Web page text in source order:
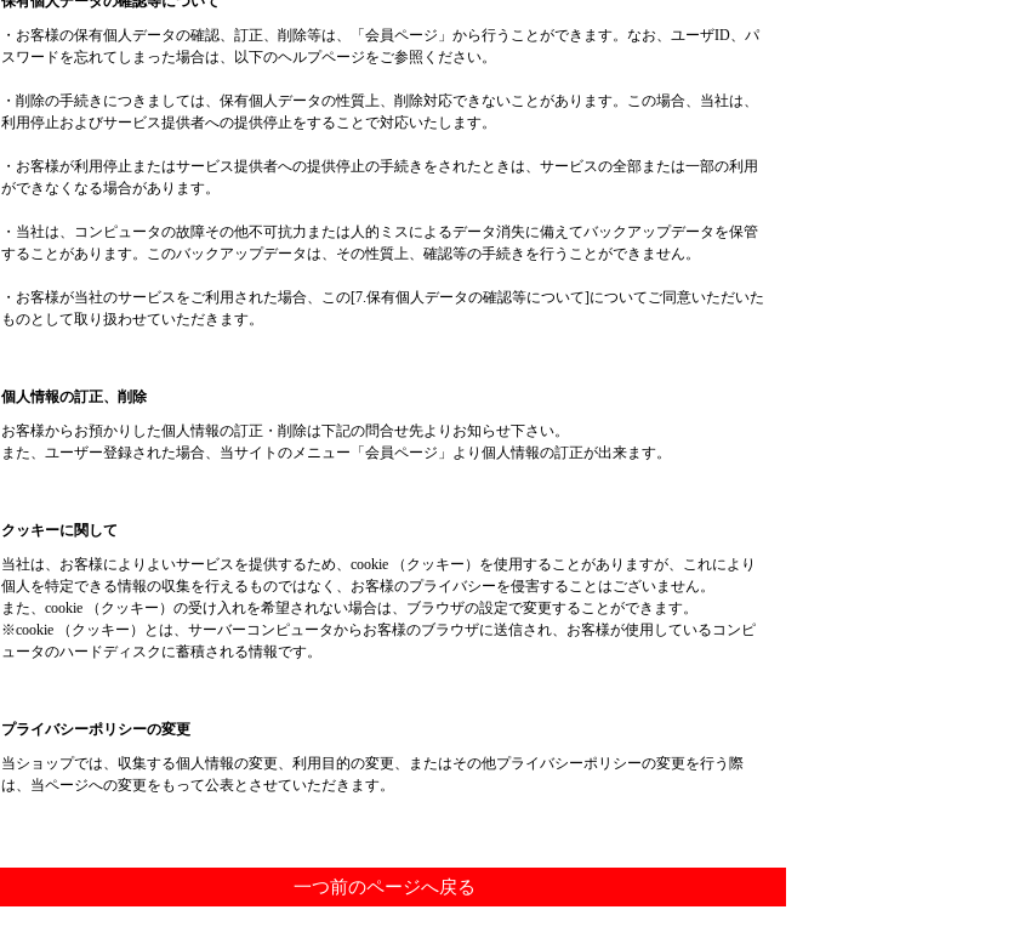
・お客様の保有個人データの確認、訂正、削除等は、「会員ページ」から行うことができます。なお、ユーザID、パ
スワードを忘れてしまった場合は、以下のヘルプページをご参照ください。
・削除の手続きにつきましては、保有個人データの性質上、削除対応できないことがあります。この場合、当社は、
利用停止およびサービス提供者への提供停止をすることで対応いたします。
・お客様が利用停止またはサービス提供者への提供停止の手続きをされたときは、サービスの全部または一部の利用
ができなくなる場合があります。
・当社は、コンピュータの故障その他不可抗力または人的ミスによるデータ消失に備えてバックアップデータを保管
することがあります。このバックアップデータは、その性質上、確認等の手続きを行うことができません。
・お客様が当社のサービスをご利用された場合、この[7.保有個人データの確認等について]についてご同意いただいた
ものとして取り扱わせていただきます。
個人情報の訂正、削除
お客様からお預かりした個人情報の訂正・削除は下記の問合せ先よりお知らせ下さい。
また、ユーザー登録された場合、当サイトのメニュー「会員ページ」より個人情報の訂正が出来ます。
クッキーに関して
当社は、お客様によりよいサービスを提供するため、cookie （クッキー）を使用することがありますが、これにより
個人を特定できる情報の収集を行えるものではなく、お客様のプライバシーを侵害することはございません。
また、cookie （クッキー）の受け入れを希望されない場合は、ブラウザの設定で変更することができます。
※cookie （クッキー）とは、サーバーコンピュータからお客様のブラウザに送信され、お客様が使用しているコンピ
ュータのハードディスクに蓄積される情報です。
プライバシーポリシーの変更
当ショップでは、収集する個人情報の変更、利用目的の変更、またはその他プライバシーポリシーの変更を行う際
は、当ページへの変更をもって公表とさせていただきます。
一つ前のページへ戻る